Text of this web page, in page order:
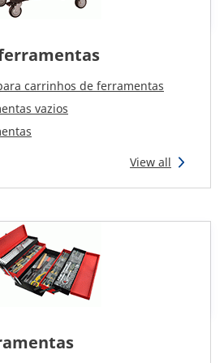
carrinhos de ferramentas
vazios
View all